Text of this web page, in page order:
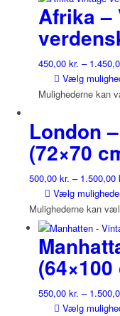
Afrika –
450,00 kr. –
Vælg
Mulighederne kan
London
(72×70
500,00 kr. – 1.500,00
Vælg
Mulighederne kan
(64×100
550,00 kr. –
Vælg